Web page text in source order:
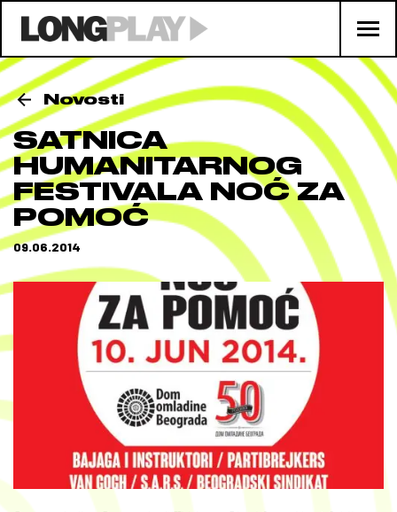
Novosti
SATNICA
HUMANITARNOG
FESTIVALA NOĆ ZA
POMOĆ
09.06.2014